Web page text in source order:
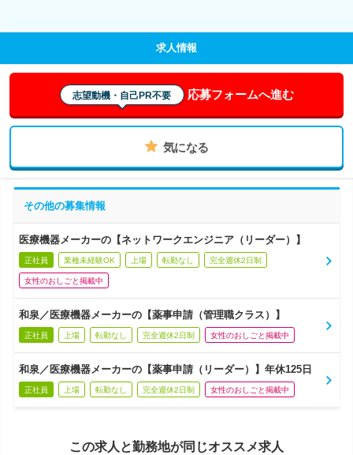
求人情報
志望動機・自己PR不要 応募フォームへ進む
気になる
その他の募集情報
医療機器メーカーの【ネットワークエンジニア（リーダー）】
正社員 業種未経験OK 上場 転勤なし 完全週休2日制
女性のおしごと掲載中
和泉／医療機器メーカーの【薬事申請（管理職クラス）】
正社員 上場 転勤なし 完全週休2日制 女性のおしごと掲載中
和泉／医療機器メーカーの【薬事申請（リーダー）】年休125日
正社員 上場 転勤なし 完全週休2日制 女性のおしごと掲載中
この求人と勤務地が同じオススメ求人